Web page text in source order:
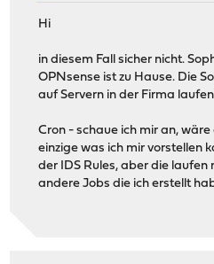
Hi
in diesem Fall sicher nicht.
OPNsense ist zu Hause. Die
auf Servern in der Firma
Cron - schaue ich mir an,
einzige was ich mir vorstellen
der IDS Rules, aber die laufen
andere Jobs die ich erstellt